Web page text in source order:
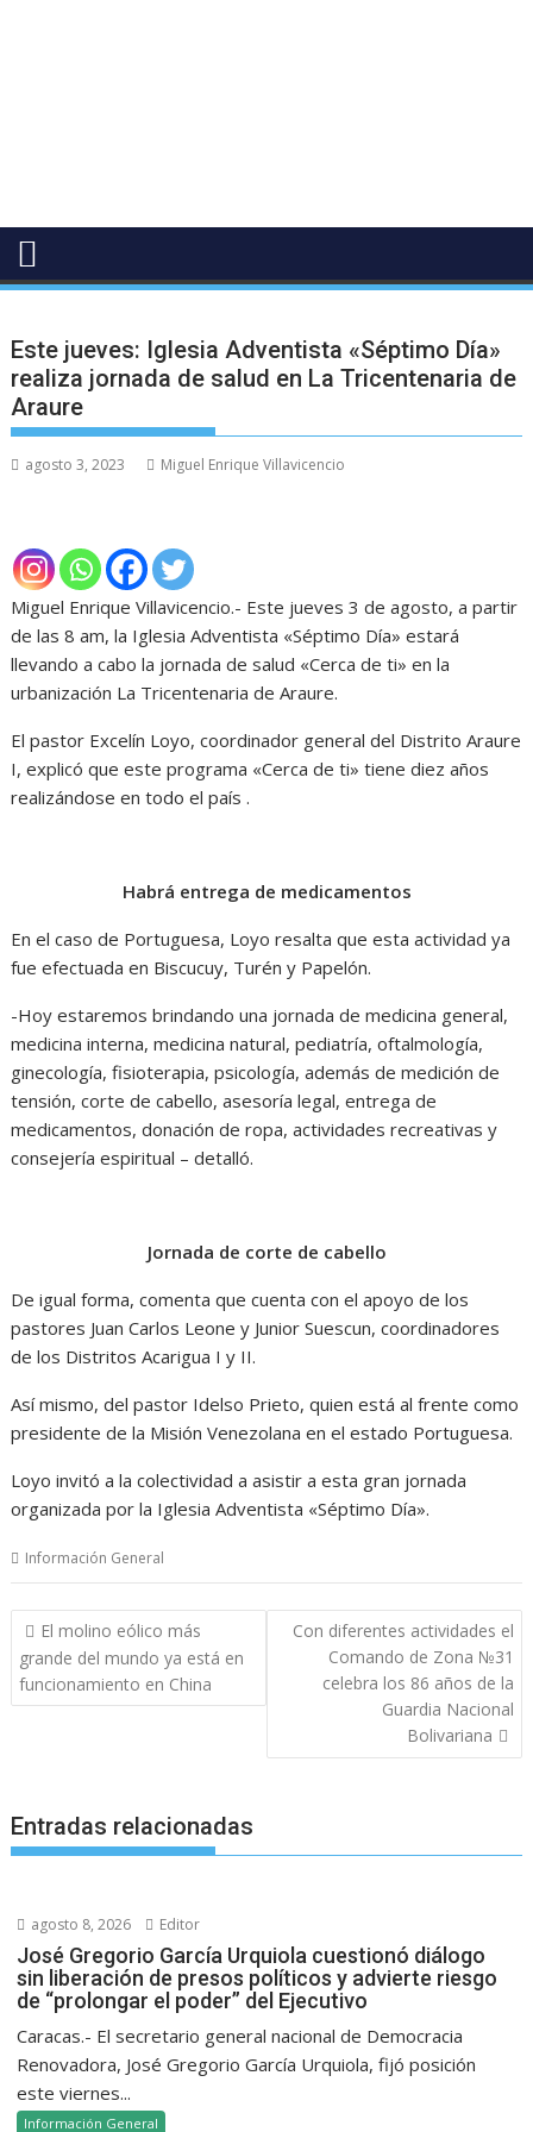
Este jueves: Iglesia Adventista «Séptimo Día»
realiza jornada de salud en La Tricentenaria de
Araure
agosto 3, 2023 Miguel Enrique Villavicencio
Miguel Enrique Villavicencio.- Este jueves 3 de agosto, a partir
de las 8 am, la Iglesia Adventista «Séptimo Día» estará
llevando a cabo la jornada de salud «Cerca de ti» en la
urbanización La Tricentenaria de Araure.
El pastor Excelín Loyo, coordinador general del Distrito Araure
I, explicó que este programa «Cerca de ti» tiene diez años
realizándose en todo el país .
Habrá entrega de medicamentos
En el caso de Portuguesa, Loyo resalta que esta actividad ya
fue efectuada en Biscucuy, Turén y Papelón.
-Hoy estaremos brindando una jornada de medicina general,
medicina interna, medicina natural, pediatría, oftalmología,
ginecología, fisioterapia, psicología, además de medición de
tensión, corte de cabello, asesoría legal, entrega de
medicamentos, donación de ropa, actividades recreativas y
consejería espiritual – detalló.
Jornada de corte de cabello
De igual forma, comenta que cuenta con el apoyo de los
pastores Juan Carlos Leone y Junior Suescun, coordinadores
de los Distritos Acarigua I y II.
Así mismo, del pastor Idelso Prieto, quien está al frente como
presidente de la Misión Venezolana en el estado Portuguesa.
Loyo invitó a la colectividad a asistir a esta gran jornada
organizada por la Iglesia Adventista «Séptimo Día».
Información General
Navegación
de
entradas
El molino eólico más
grande del mundo ya está en
funcionamiento en China
Con diferentes actividades el
Comando de Zona №31
celebra los 86 años de la
Guardia Nacional
Bolivariana
Entradas relacionadas
agosto 8, 2026 Editor
José Gregorio García Urquiola cuestionó diálogo
sin liberación de presos políticos y advierte riesgo
de “prolongar el poder” del Ejecutivo
Caracas.- El secretario general nacional de Democracia
Renovadora, José Gregorio García Urquiola, fijó posición
este viernes...
Información General